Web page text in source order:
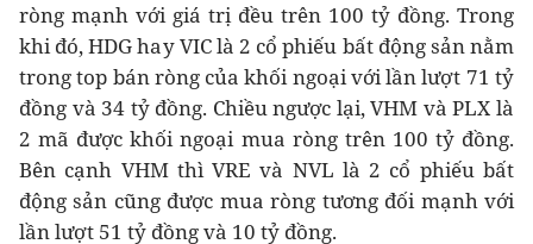
ròng mạnh với giá trị đều trên 100 tỷ đồng. Trong
khi đó, HDG hay VIC là 2 cổ phiếu bất động sản nằm
trong top bán ròng của khối ngoại với lần lượt 71 tỷ
đồng và 34 tỷ đồng. Chiều ngược lại, VHM và PLX là
2 mã được khối ngoại mua ròng trên 100 tỷ đồng.
Bên cạnh VHM thì VRE và NVL là 2 cổ phiếu bất
động sản cũng được mua ròng tương đối mạnh với
lần lượt 51 tỷ đồng và 10 tỷ đồng.